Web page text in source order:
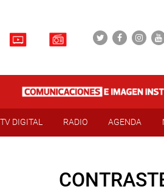
TV DIGITAL RADIO AGENDA